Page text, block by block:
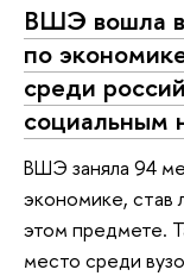
ВШЭ вошла
по
среди
социальным
ВШЭ заняла 94
экономике, став
этом предмете.
место среди